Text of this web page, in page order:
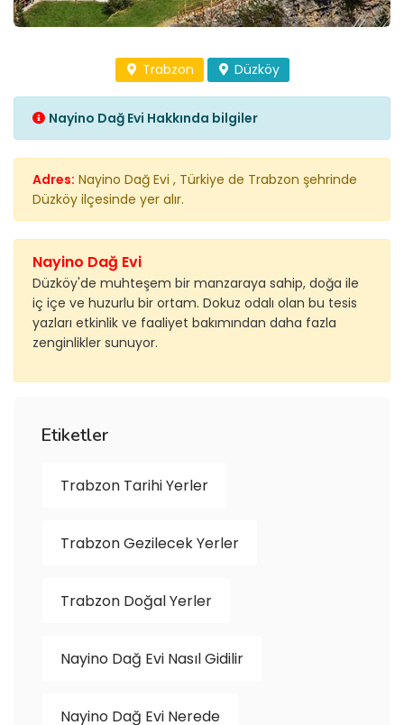
Trabzon Düzköy
Nayino Dağ Evi Hakkında bilgiler
Adres: Nayino Dağ Evi , Türkiye de Trabzon şehrinde
Düzköy ilçesinde yer alır.
Nayino Dağ Evi
Düzköy'de muhteşem bir manzaraya sahip, doğa ile
iç içe ve huzurlu bir ortam. Dokuz odalı olan bu tesis
yazları etkinlik ve faaliyet bakımından daha fazla
zenginlikler sunuyor.
Etiketler
Trabzon Tarihi Yerler
Trabzon Gezilecek Yerler
Trabzon Doğal Yerler
Nayino Dağ Evi Nasıl Gidilir
Nayino Dağ Evi Nerede